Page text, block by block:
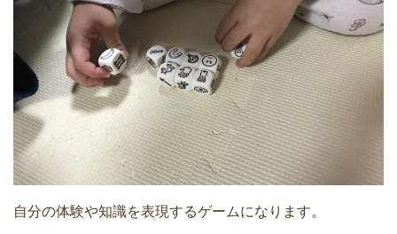
自分の体験や知識を表現するゲームになります。